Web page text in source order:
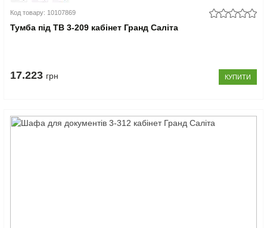
Код товару: 10107869
Тумба під ТВ 3-209 кабінет Гранд Саліта
17.223 грн КУПИТИ